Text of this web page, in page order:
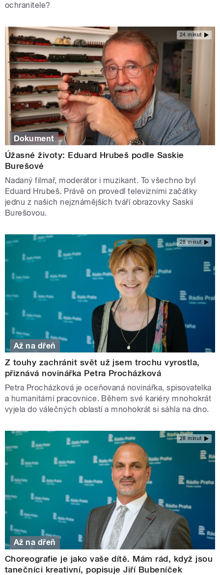
ochranitele?
24 minut
Dokument
Úžasné životy: Eduard Hrubeš podle Saskie
Burešové
Nadaný filmař, moderátor i muzikant. To všechno byl
Eduard Hrubeš. Právě on provedl televizními začátky
jednu z našich nejznámějších tváří obrazovky Saskii
Burešovou.
28 minut
Až na dřeň
Z touhy zachránit svět už jsem trochu vyrostla,
přiznává novinářka Petra Procházková
Petra Procházková je oceňovaná novinářka, spisovatelka
a humanitární pracovnice. Během své kariéry mnohokrát
vyjela do válečných oblastí a mnohokrát si sáhla na dno.
28 minut
Až na dřeň
Choreografie je jako vaše dítě. Mám rád, když jsou
tanečníci kreativní, popisuje Jiří Bubeníček